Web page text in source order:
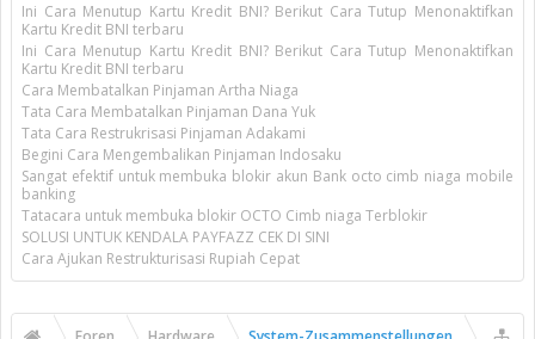
Ini Cara Menutup Kartu Kredit BNI? Berikut Cara Tutup Menonaktifkan
Kartu Kredit BNI terbaru
Ini Cara Menutup Kartu Kredit BNI? Berikut Cara Tutup Menonaktifkan
Kartu Kredit BNI terbaru
Cara Membatalkan Pinjaman Artha Niaga
Tata Cara Membatalkan Pinjaman Dana Yuk
Tata Cara Restrukrisasi Pinjaman Adakami
Begini Cara Mengembalikan Pinjaman Indosaku
Sangat efektif untuk membuka blokir akun Bank octo cimb niaga mobile
banking
Tatacara untuk membuka blokir OCTO Cimb niaga Terblokir
SOLUSI UNTUK KENDALA PAYFAZZ CEK DI SINI
Cara Ajukan Restrukturisasi Rupiah Cepat